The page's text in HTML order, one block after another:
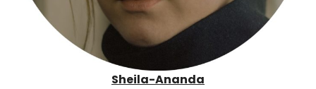
Sheila-Ananda